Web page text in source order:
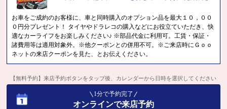
お車をご成約のお客様に、車と同時購入のオプション品を最大１０，００
０円分プレゼント！ タイヤやドラレコの購入などにお役立ていただき、快
適なカーライフをお楽しみください♪ ※部品代金に利用可。工賃・保証・
諸費用等は適用対象外。※他クーポンとの併用不可。※ご来店時にＧｏｏ
ネットの来店クーポンを見た、とお伝えください。
【無料予約】来店予約ボタンをタップ後、カレンダーから日時を選択してください
1分で予約完了
オンラインで来店予約